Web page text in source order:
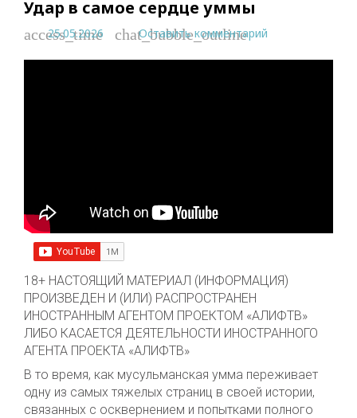
Удар в самое сердце уммы
access_time
25.05.2026 chat_bubble_outline
Оставить комментарий
18+ НАСТОЯЩИЙ МАТЕРИАЛ (ИНФОРМАЦИЯ)
ПРОИЗВЕДЕН И (ИЛИ) РАСПРОСТРАНЕН
ИНОСТРАННЫМ АГЕНТОМ ПРОЕКТОМ «АЛИФТВ»
ЛИБО КАСАЕТСЯ ДЕЯТЕЛЬНОСТИ ИНОСТРАННОГО
АГЕНТА ПРОЕКТА «АЛИФТВ»
В то время, как мусульманская умма переживает
одну из самых тяжелых страниц в своей истории,
связанных с осквернением и попытками полного